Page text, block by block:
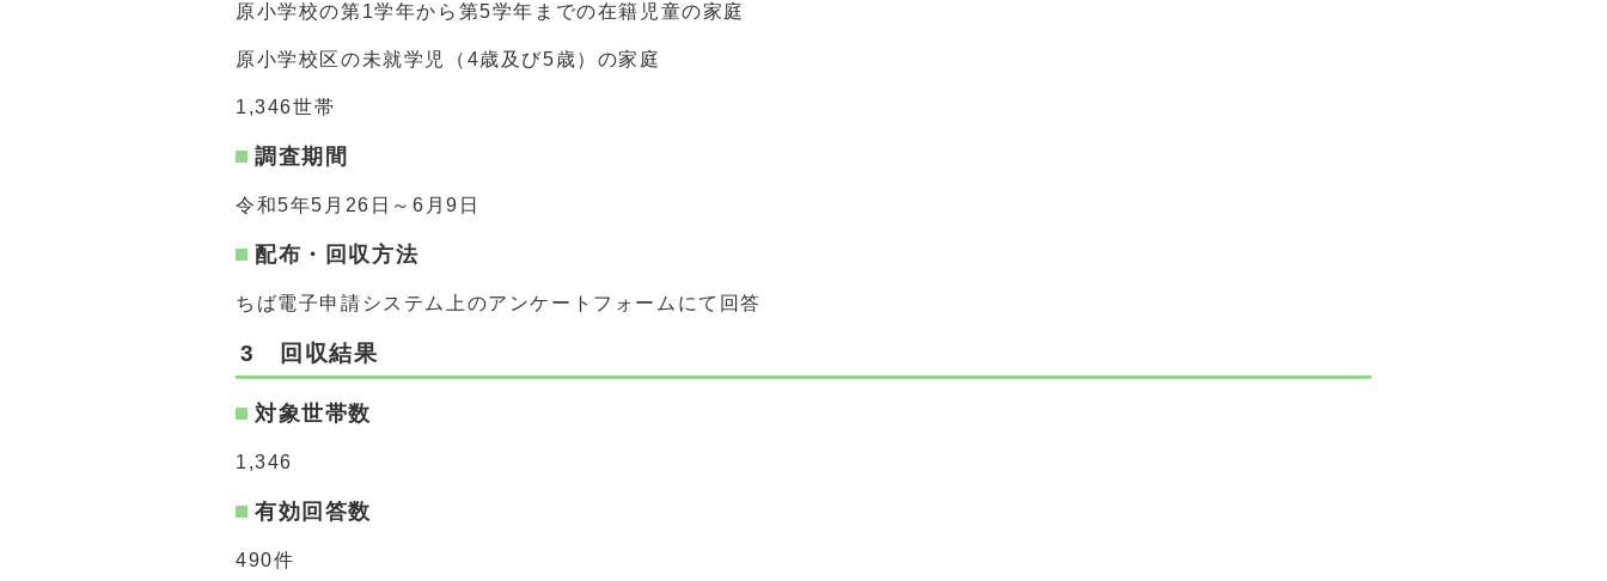
原小学校の第1学年から第5学年までの在籍児童の家庭
原小学校区の未就学児（4歳及び5歳）の家庭
1,346世帯
調査期間
令和5年5月26日～6月9日
配布・回収方法
ちば電子申請システム上のアンケートフォームにて回答
3 回収結果
対象世帯数
1,346
有効回答数
490件